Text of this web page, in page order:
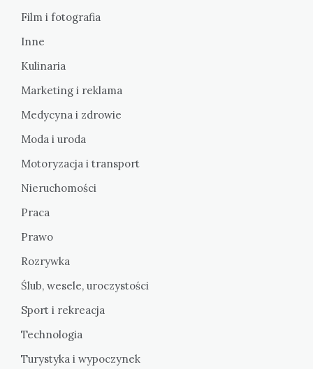
Film i fotografia
Inne
Kulinaria
Marketing i reklama
Medycyna i zdrowie
Moda i uroda
Motoryzacja i transport
Nieruchomości
Praca
Prawo
Rozrywka
Ślub, wesele, uroczystości
Sport i rekreacja
Technologia
Turystyka i wypoczynek